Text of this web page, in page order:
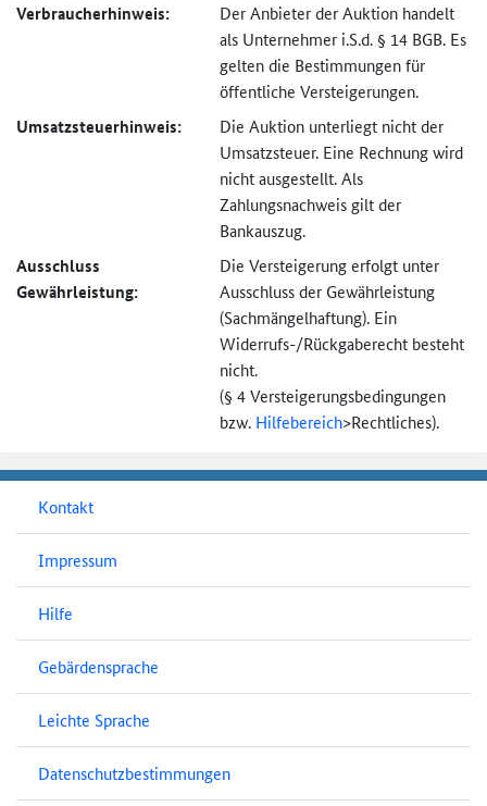
Verbraucher­hinweis:
Der Anbieter der Auktion handelt
als Unternehmer i.S.d. § 14 BGB. Es
gelten die Bestimmungen für
öffentliche Versteigerungen.
Umsatzsteuer­hinweis:
Die Auktion unterliegt nicht der
Umsatzsteuer. Eine Rechnung wird
nicht ausgestellt. Als
Zahlungsnachweis gilt der
Bankauszug.
Ausschluss
Gewährleistung:
Die Versteigerung erfolgt unter
Ausschluss der Gewährleistung
(Sachmängel­haftung). Ein
Widerrufs-/Rückgaberecht besteht
nicht.
(§ 4 Versteigerungs­bedingungen
bzw. Hilfebereich>Rechtliches).
Kontakt
Impressum
Hilfe
Gebärdensprache
Leichte Sprache
Datenschutzbestimmungen